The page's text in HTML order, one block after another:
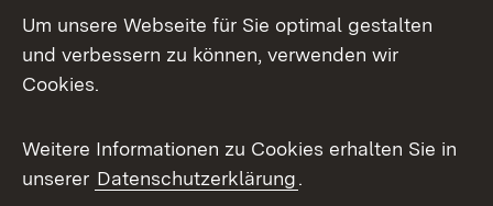
Facebook
X / Twitter
Youtube
Um unsere Webseite für Sie optimal gestalten
und verbessern zu können, verwenden wir
Cookies.
Weitere Informationen zu Cookies erhalten Sie in
unserer Datenschutzerklärung.